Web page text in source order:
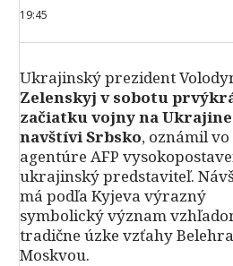
19:45
Ukrajinský prezident
Zelenskyj v sobotu
začiatku vojny na Ukrajine
navštívi Srbsko, oznámil
agentúre AFP
ukrajinský predstaviteľ.
má podľa Kyjeva výrazný
symbolický význam
tradične úzke vzťahy
Moskvou.